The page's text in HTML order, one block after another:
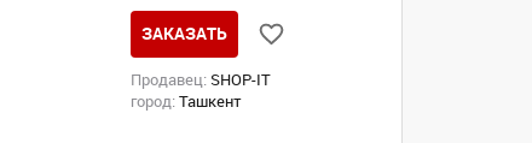
ЗАКАЗАТЬ
Продавец: SHOP-IT
город: Ташкент